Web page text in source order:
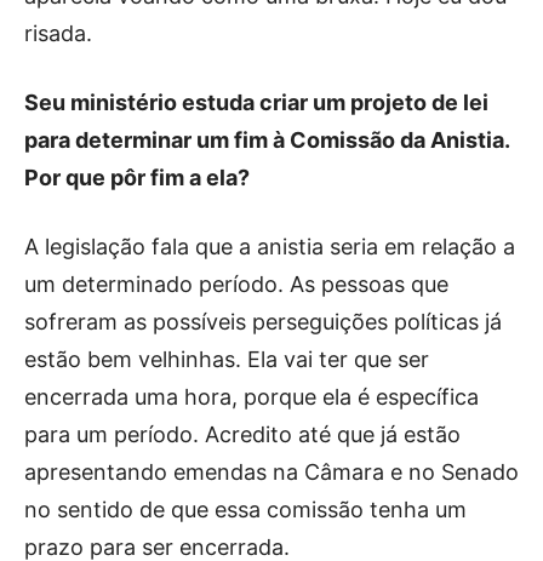
risada.
Seu ministério estuda criar um projeto de lei
para determinar um fim à Comissão da Anistia.
Por que pôr fim a ela?
A legislação fala que a anistia seria em relação a
um determinado período. As pessoas que
sofreram as possíveis perseguições políticas já
estão bem velhinhas. Ela vai ter que ser
encerrada uma hora, porque ela é específica
para um período. Acredito até que já estão
apresentando emendas na Câmara e no Senado
no sentido de que essa comissão tenha um
prazo para ser encerrada.